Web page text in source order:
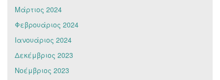
Μάρτιος 2024
Φεβρουάριος 2024
Ιανουάριος 2024
Δεκέμβριος 2023
Νοέμβριος 2023